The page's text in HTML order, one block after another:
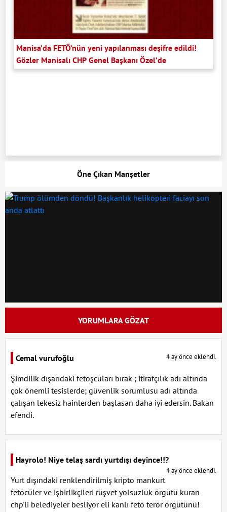
Manisa’da FETÖ’nün yeni yapılanması deşifre edildi!
Gözler Manisalı CHP Genel Başkanı Özel’de
Öne Çıkan Manşetler
YORUMLARA GÖZAT
Cemal vurufoğlu 4 ay önce eklendi.
Şimdilik dışarıdaki fetoşcuları bırak ; itirafçılık adı altında
çok önemli tesislerde; güvenlik sorumlusu adı altında
çalışan lekesiz hainlerden başlasan daha iyi edersin. Bakan
efendi.
Hayrolo! Niye telaş sardı yurtdışı deyince!!?
4 ay önce eklendi.
Yurt dışındaki renklendirilmiş kripto mankurt
fetöcüler ve işbirlikçileri rüşvet yolsuzluk örgütü kuran
chp'li belediyeler besliyor eli kanlı fetö terör örgütünü!